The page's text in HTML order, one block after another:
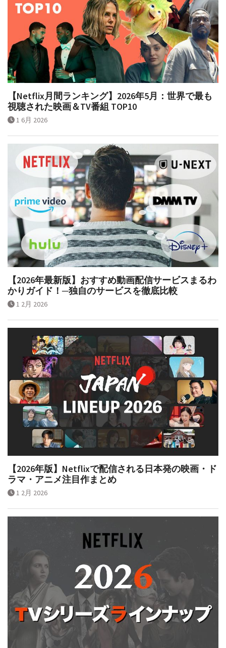
【Netflix月間ランキング】2026年5月：世界で最も
視聴された映画＆TV番組 TOP10
1 6月 2026
【2026年最新版】おすすめ動画配信サービスまるわ
かりガイド！─独自のサービスを徹底比較
1 2月 2026
【2026年版】Netflixで配信される日本発の映画・ド
ラマ・アニメ注目作まとめ
1 2月 2026